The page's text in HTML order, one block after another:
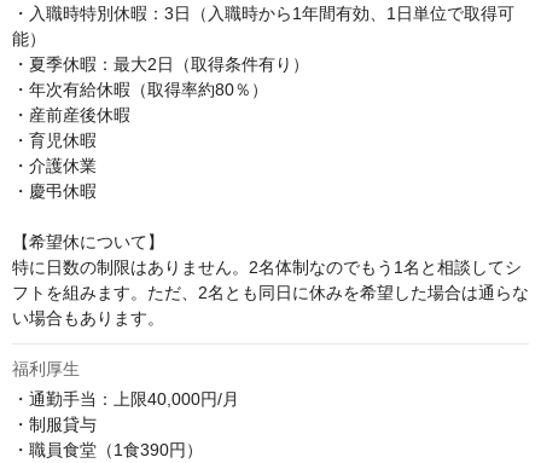
・入職時特別休暇：3日（入職時から1年間有効、1日単位で取得可
能）
・夏季休暇：最大2日（取得条件有り）
・年次有給休暇（取得率約80％）
・産前産後休暇
・育児休暇
・介護休業
・慶弔休暇
【希望休について】
特に日数の制限はありません。2名体制なのでもう1名と相談してシ
フトを組みます。ただ、2名とも同日に休みを希望した場合は通らな
い場合もあります。
福利厚生
・通勤手当：上限40,000円/月
・制服貸与
・職員食堂（1食390円）